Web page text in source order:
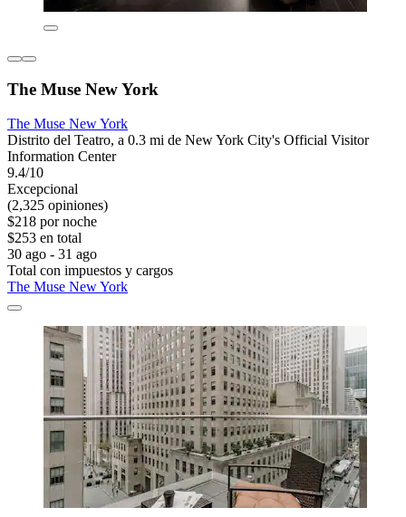
The Muse New York
The Muse New York
Distrito del Teatro, a 0.3 mi de New York City's Official Visitor
Information Center
9.4/10
Excepcional
(2,325 opiniones)
$218 por noche
$253 en total
30 ago - 31 ago
Total con impuestos y cargos
The Muse New York